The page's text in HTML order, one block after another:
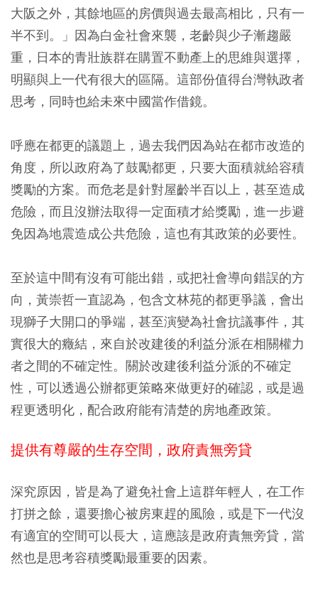
大阪之外，其餘地區的房價與過去最高相比，只有一
半不到。」因為白金社會來襲，老齡與少子漸趨嚴
重，日本的青壯族群在購置不動產上的思維與選擇，
明顯與上一代有很大的區隔。這部份值得台灣執政者
思考，同時也給未來中國當作借鏡。
呼應在都更的議題上，過去我們因為站在都市改造的
角度，所以政府為了鼓勵都更，只要大面積就給容積
獎勵的方案。而危老是針對屋齡半百以上，甚至造成
危險，而且沒辦法取得一定面積才給獎勵，進一步避
免因為地震造成公共危險，這也有其政策的必要性。
至於這中間有沒有可能出錯，或把社會導向錯誤的方
向，黃崇哲一直認為，包含文林苑的都更爭議，會出
現獅子大開口的爭端，甚至演變為社會抗議事件，其
實很大的癥結，來自於改建後的利益分派在相關權力
者之間的不確定性。關於改建後利益分派的不確定
性，可以透過公辦都更策略來做更好的確認，或是過
程更透明化，配合政府能有清楚的房地產政策。
提供有尊嚴的生存空間，政府責無旁貸
深究原因，皆是為了避免社會上這群年輕人，在工作
打拼之餘，還要擔心被房東趕的風險，或是下一代沒
有適宜的空間可以長大，這應該是政府責無旁貸，當
然也是思考容積獎勵最重要的因素。